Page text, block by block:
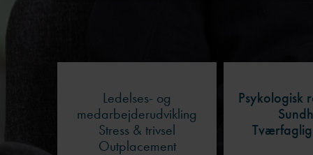
Ledelses- og
medarbejderudvikling
Stress & trivsel
Outplacement
Psykologisk